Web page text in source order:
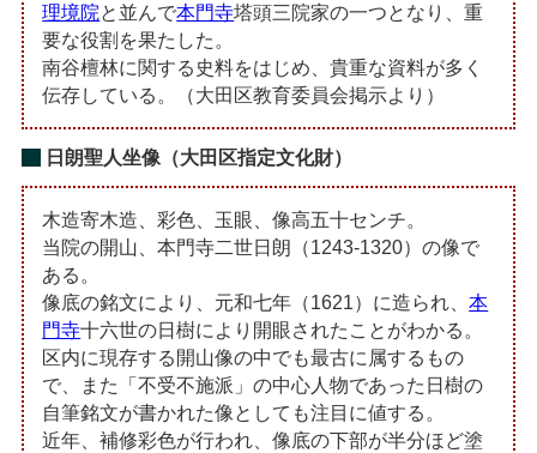
理境院と並んで本門寺塔頭三院家の一つとなり、重
要な役割を果たした。
南谷檀林に関する史料をはじめ、貴重な資料が多く
伝存している。（大田区教育委員会掲示より）
日朗聖人坐像（大田区指定文化財）
木造寄木造、彩色、玉眼、像高五十センチ。
当院の開山、本門寺二世日朗（1243-1320）の像で
ある。
像底の銘文により、元和七年（1621）に造られ、本
門寺十六世の日樹により開眼されたことがわかる。
区内に現存する開山像の中でも最古に属するもの
で、また「不受不施派」の中心人物であった日樹の
自筆銘文が書かれた像としても注目に値する。
近年、補修彩色が行われ、像底の下部が半分ほど塗